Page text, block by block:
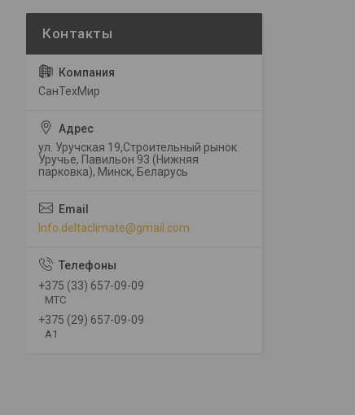
СанТехМир
ул. Уручская 19,Строительный рынок
Уручье, Павильон 93 (Нижняя
парковка), Минск, Беларусь
Info.deltaclimate@gmail.com
+375 (33) 657-09-09
МТС
+375 (29) 657-09-09
А1